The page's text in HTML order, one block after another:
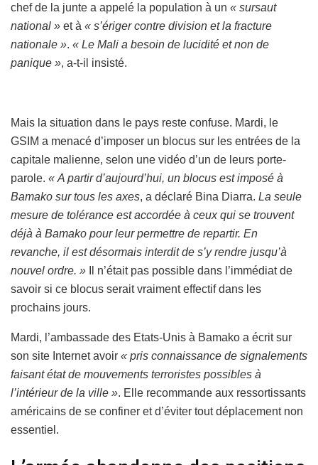
chef de la junte a appelé la population à un « sursaut
national » et à « s’ériger contre division et la fracture
nationale ». « Le Mali a besoin de lucidité et non de
panique », a-t-il insisté.
Mais la situation dans le pays reste confuse. Mardi, le
GSIM a menacé d’imposer un blocus sur les entrées de la
capitale malienne, selon une vidéo d’un de leurs porte-
parole. « A partir d’aujourd’hui, un blocus est imposé à
Bamako sur tous les axes, a déclaré Bina Diarra. La seule
mesure de tolérance est accordée à ceux qui se trouvent
déjà à Bamako pour leur permettre de repartir. En
revanche, il est désormais interdit de s’y rendre jusqu’à
nouvel ordre. » Il n’était pas possible dans l’immédiat de
savoir si ce blocus serait vraiment effectif dans les
prochains jours.
Mardi, l’ambassade des Etats-Unis à Bamako a écrit sur
son site Internet avoir « pris connaissance de signalements
faisant état de mouvements terroristes possibles à
l’intérieur de la ville ». Elle recommande aux ressortissants
américains de se confiner et d’éviter tout déplacement non
essentiel.